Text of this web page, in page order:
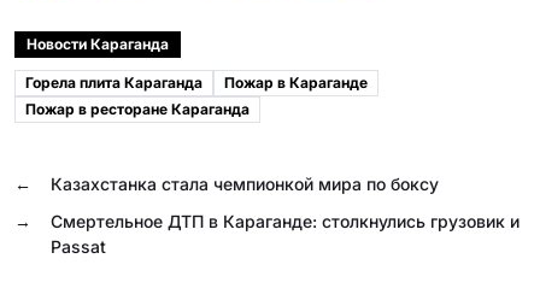
c
e
b
o
k
l
e
g
a
m
e
r
t
p
p
o
a
s
l
u
Новости Караганда
Горела плита Караганда
Пожар в Караганде
Пожар в ресторане Караганда
←
Казахстанка стала чемпионкой мира по боксу
→
Смертельное ДТП в Караганде: столкнулись грузовик и
Passat